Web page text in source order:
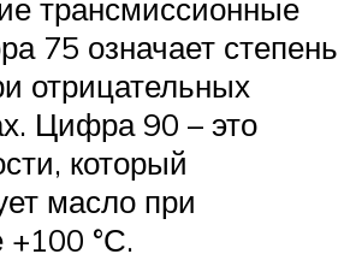
трансмиссионные
75 означает степень
отрицательных
Цифра 90 – это
который
масло при
+100 °С.